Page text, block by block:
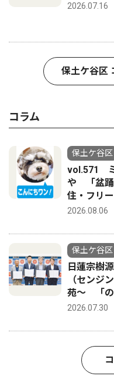
2026.07.16
保土ケ谷区
コラム
保土ケ谷区
vol.571
や 「盆踊
住・フリー
2026.08.06
保土ケ谷区
日蓮宗樹
（セン
苑〜 「の
2026.07.30